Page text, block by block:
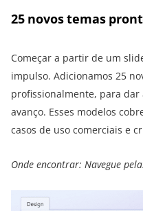
25 novos temas
Começar a partir de um
impulso. Adicionamos 25
profissionalmente, para
avanço. Esses modelos
casos de uso comerciais e
Onde encontrar: Navegue